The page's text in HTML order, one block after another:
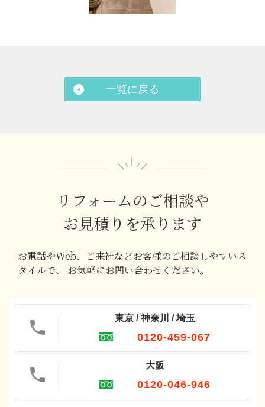
一覧に戻る
リフォームのご相談や
お見積りを承ります
お電話やWeb、ご来社などお客様のご相談しやすいス
タイルで、
お気軽にお問い合わせください。
東京 / 神奈川 / 埼玉
0120-459-067
大阪
0120-046-946